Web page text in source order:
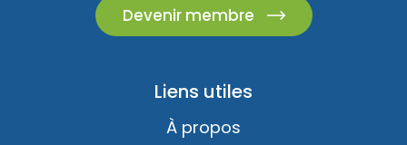
Devenir membre
Liens utiles
À propos